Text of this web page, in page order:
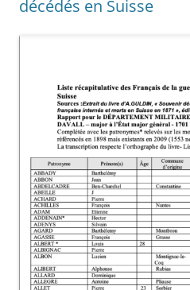
décédés en Suisse